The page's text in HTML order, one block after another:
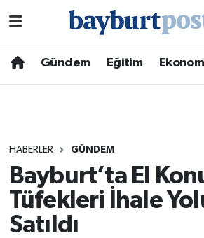
Gündem Eğitim
HABERLER GÜNDEM
Bayburt’ta El
Tüfekleri İhale
Satıldı
Hava Durumu
Süper Lig Puan Durumu ve
Tüm Manşetler